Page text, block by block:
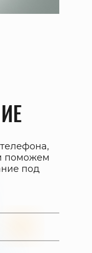
поможем
под